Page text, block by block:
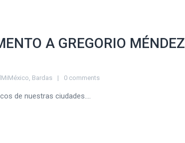
A GREGORIO MÉNDEZ
, Bardas 0 comments
de nuestras ciudades....